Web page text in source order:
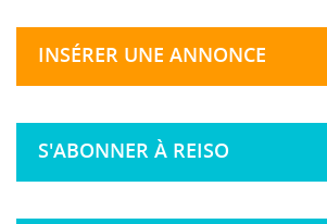
INSÉRER UNE ANNONCE
S'ABONNER À REISO